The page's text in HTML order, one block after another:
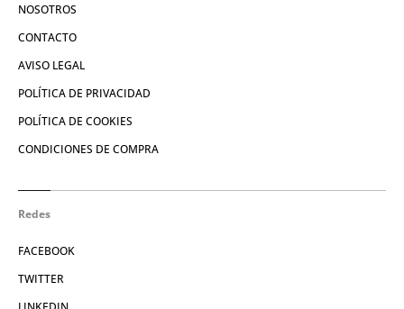
NOSOTROS
CONTACTO
AVISO LEGAL
POLÍTICA DE PRIVACIDAD
POLÍTICA DE COOKIES
CONDICIONES DE COMPRA
Redes
FACEBOOK
TWITTER